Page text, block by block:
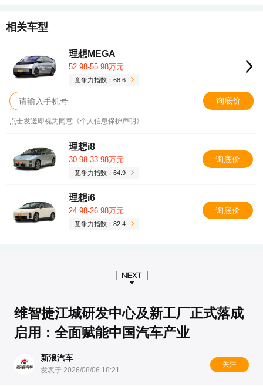
相关车型
理想MEGA
52.98-55.98万元
竞争力指数：68.6
询底价
点击发送即视为同意《个人信息保护声明》
理想i8
30.98-33.98万元
竞争力指数：64.9
询底价
理想i6
24.98-26.98万元
竞争力指数：82.4
询底价
维智捷江城研发中心及新工厂正式落成
启用：全面赋能中国汽车产业
新浪汽车
发表于 2026/08/06 18:21
关注